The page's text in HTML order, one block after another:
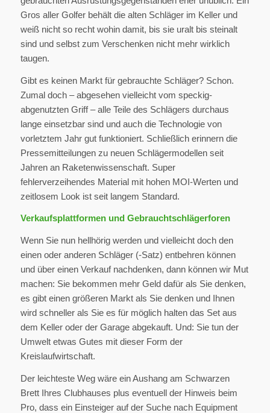
Gros aller Golfer behält die alten Schläger im Keller und
weiß nicht so recht wohin damit, bis sie uralt bis steinalt
sind und selbst zum Verschenken nicht mehr wirklich
taugen.
Gibt es keinen Markt für gebrauchte Schläger? Schon.
Zumal doch – abgesehen vielleicht vom speckig-
abgenutzten Griff – alle Teile des Schlägers durchaus
lange einsetzbar sind und auch die Technologie von
vorletztem Jahr gut funktioniert. Schließlich erinnern die
Pressemitteilungen zu neuen Schlägermodellen seit
Jahren an Raketenwissenschaft. Super
fehlerverzeihendes Material mit hohen MOI-Werten und
zeitlosem Look ist seit langem Standard.
Verkaufsplattformen und Gebrauchtschlägerforen
Wenn Sie nun hellhörig werden und vielleicht doch den
einen oder anderen Schläger (-Satz) entbehren können
und über einen Verkauf nachdenken, dann können wir Mut
machen: Sie bekommen mehr Geld dafür als Sie denken,
es gibt einen größeren Markt als Sie denken und Ihnen
wird schneller als Sie es für möglich halten das Set aus
dem Keller oder der Garage abgekauft. Und: Sie tun der
Umwelt etwas Gutes mit dieser Form der
Kreislaufwirtschaft.
Der leichteste Weg wäre ein Aushang am Schwarzen
Brett Ihres Clubhauses plus eventuell der Hinweis beim
Pro, dass ein Einsteiger auf der Suche nach Equipment